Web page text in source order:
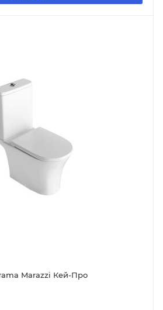
Marazzi Кей-Про